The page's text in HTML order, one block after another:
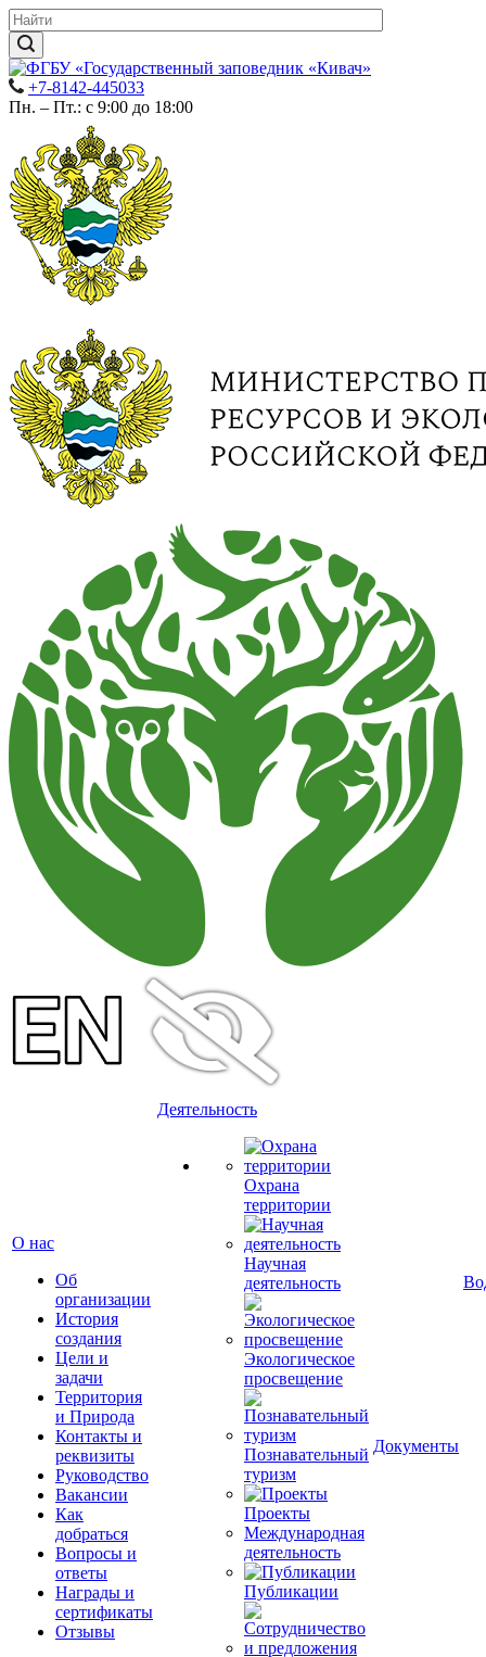
+7-8142-445033
Пн. – Пт.: с 9:00 до 18:00
О нас
Об
организации
История
создания
Цели и
задачи
Территория
и Природа
Контакты и
реквизиты
Руководство
Вакансии
Как
добраться
Вопросы и
ответы
Награды и
сертификаты
Отзывы
Деятельность
Охрана
территории
Научная
деятельность
Экологическое
просвещение
Познавательный
туризм
Проекты
Международная
деятельность
Публикации
Документы